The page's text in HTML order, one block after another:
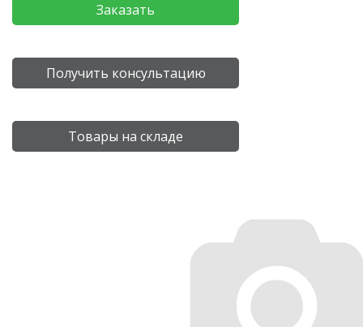
Заказать
Получить консультацию
Товары на складе